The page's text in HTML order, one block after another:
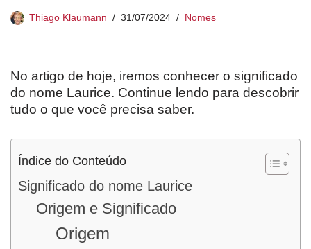
Thiago Klaumann 31/07/2024 Nomes
No artigo de hoje, iremos conhecer o significado
do nome Laurice. Continue lendo para descobrir
tudo o que você precisa saber.
Índice do Conteúdo
Significado do nome Laurice
Origem e Significado
Origem